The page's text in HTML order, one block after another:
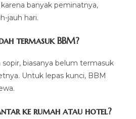
banyak peminatnya,
jauh hari.
termasuk BBM?
biasanya belum termasuk
Untuk lepas kunci, BBM
ke rumah atau hotel?